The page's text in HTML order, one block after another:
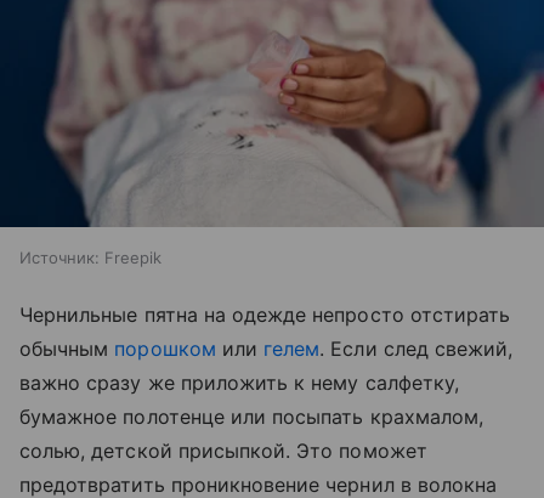
Источник: Freepik
Чернильные пятна на одежде непросто отстирать
обычным порошком или гелем. Если след свежий,
важно сразу же приложить к нему салфетку,
бумажное полотенце или посыпать крахмалом,
солью, детской присыпкой. Это поможет
предотвратить проникновение чернил в волокна